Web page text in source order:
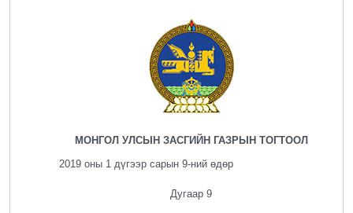
МОНГОЛ УЛСЫН ЗАСГИЙН ГАЗРЫН ТОГТООЛ
2019 оны 1 дүгээр сарын 9-ний өдөр
Дугаар 9